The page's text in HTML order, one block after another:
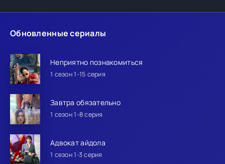
Обновленные сериалы
Неприятно познакомиться
1 сезон 1-15 серия
Завтра обязательно
1 сезон 1-8 серия
Адвокат айдола
1 сезон 1-3 серия